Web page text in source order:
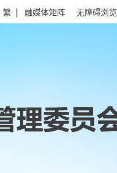
繁 | 融媒体矩阵 无障碍浏览